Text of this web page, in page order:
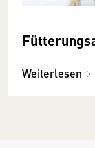
Weiterlesen